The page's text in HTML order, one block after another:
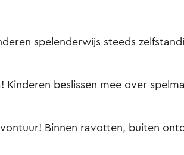
spelenderwijs steeds
Kinderen beslissen mee over
Binnen ravotten, buiten